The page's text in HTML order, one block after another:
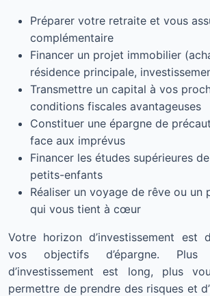
Préparer votre retraite et vous
complémentaire
Financer un projet immobilier
résidence principale,
Transmettre un capital à vos
conditions fiscales avantageuses
Constituer une épargne de
face aux imprévus
Financer les études supérieures
petits-enfants
Réaliser un voyage de rêve ou un
qui vous tient à cœur
Votre horizon d’investissement est
vos objectifs d’épargne.
d’investissement est long, plus
permettre de prendre des risques et